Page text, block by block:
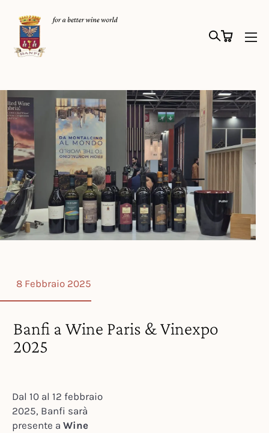
8 Febbraio 2025
Banfi a Wine Paris & Vinexpo
2025
Dal 10 al 12 febbraio
2025, Banfi sarà
presente a Wine